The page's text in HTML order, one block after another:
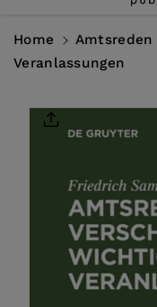
Home
Amtsreden
Veranlassungen
Product